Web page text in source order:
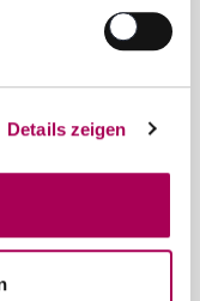
Details zeigen